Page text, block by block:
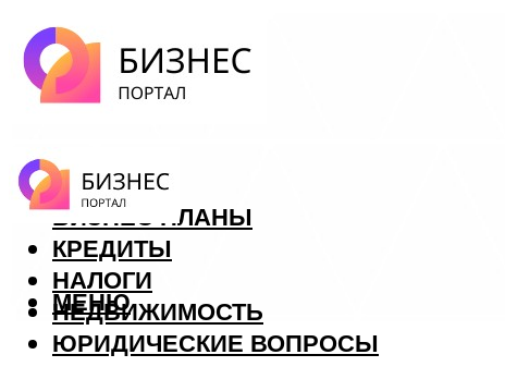
ФОРЕКС
БИЗНЕС ПЛАНЫ
КРЕДИТЫ
НАЛОГИ
НЕДВИЖИМОСТЬ
ЮРИДИЧЕСКИЕ ВОПРОСЫ
МЕНЮ